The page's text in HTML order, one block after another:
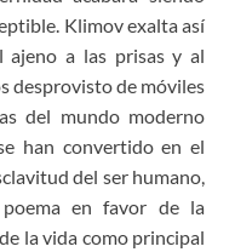
Klimov exalta así
ajeno a las prisas y al
desprovisto de móviles
del mundo moderno
han convertido en el
del ser humano,
en favor de la
la vida como principal